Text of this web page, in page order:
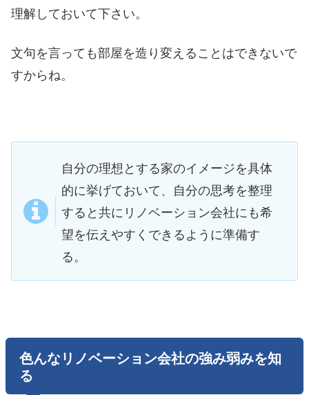
理解しておいて下さい。
文句を言っても部屋を造り変えることはできないで
すからね。
自分の理想とする家のイメージを具体
的に挙げておいて、自分の思考を整理
すると共にリノベーション会社にも希
望を伝えやすくできるように準備す
る。
色んなリノベーション会社の強み弱みを知
る